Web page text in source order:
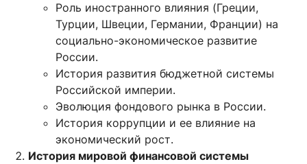
Роль иностранного влияния (Греции,
Турции, Швеции, Германии, Франции) на
социально-экономическое развитие
России.
История развития бюджетной системы
Российской империи.
Эволюция фондового рынка в России.
История коррупции и ее влияние на
экономический рост.
История мировой финансовой системы